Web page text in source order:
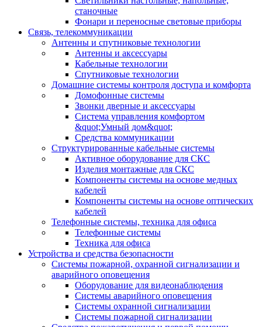
станочные
Фонари и переносные световые приборы
Связь, телекоммуникации
Антенны и спутниковые технологии
Антенны и аксессуары
Кабельные технологии
Спутниковые технологии
Домашние системы контроля доступа и комфорта
Домофонные системы
Звонки дверные и аксессуары
Система управления комфортом
&quot;Умный дом&quot;
Средства коммуникации
Структурированные кабельные системы
Активное оборудование для СКС
Изделия монтажные для СКС
Компоненты системы на основе медных
кабелей
Компоненты системы на основе оптических
кабелей
Телефонные системы, техника для офиса
Телефонные системы
Техника для офиса
Устройства и средства безопасности
Системы пожарной, охранной сигнализации и
аварийного оповещения
Оборудование для видеонаблюдения
Системы аварийного оповещения
Системы охранной сигнализации
Системы пожарной сигнализации